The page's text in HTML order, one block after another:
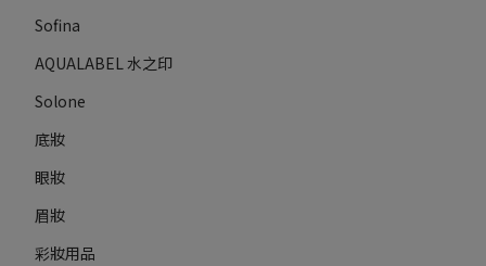
Sofina
AQUALABEL 水之印
Solone
底妝
眼妝
眉妝
彩妝用品